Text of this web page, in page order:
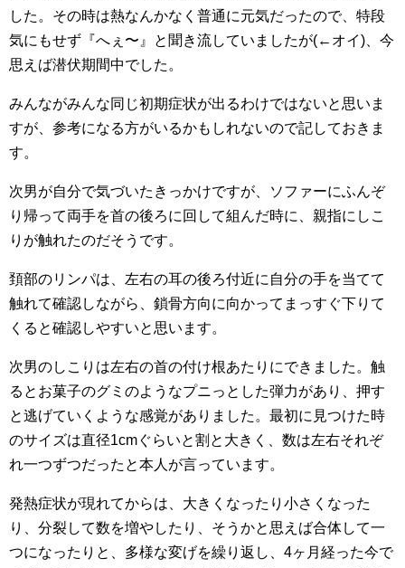
した。その時は熱なんかなく普通に元気だったので、特段
気にもせず『へぇ〜』と聞き流していましたが(←オイ)、今
思えば潜伏期間中でした。
みんながみんな同じ初期症状が出るわけではないと思いま
すが、参考になる方がいるかもしれないので記しておきま
す。
次男が自分で気づいたきっかけですが、ソファーにふんぞ
り帰って両手を首の後ろに回して組んだ時に、親指にしこ
りが触れたのだそうです。
頚部のリンパは、左右の耳の後ろ付近に自分の手を当てて
触れて確認しながら、鎖骨方向に向かってまっすぐ下りて
くると確認しやすいと思います。
次男のしこりは左右の首の付け根あたりにできました。触
るとお菓子のグミのようなプニっとした弾力があり、押す
と逃げていくような感覚がありました。最初に見つけた時
のサイズは直径1cmぐらいと割と大きく、数は左右それぞ
れ一つずつだったと本人が言っています。
発熱症状が現れてからは、大きくなったり小さくなった
り、分裂して数を増やしたり、そうかと思えば合体して一
つになったりと、多様な変げを繰り返し、4ヶ月経った今で